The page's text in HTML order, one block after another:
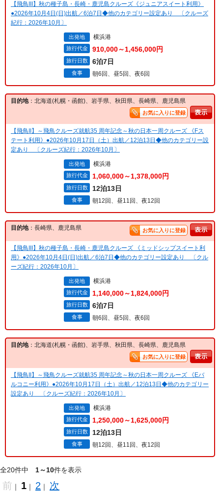
【飛鳥III】秋の種子島・長崎・鹿児島クルーズ《ジュニアスイート利用》
●2026年10月4日(日)出航／6泊7日◆他のカテゴリー設定あり 〔クルーズ
紀行：2026年10月〕
出発地 横浜港
旅行代金 910,000～1,456,000円
旅行日数 6泊7日
食事 朝6回、昼5回、夜6回
目的地：北海道(札幌・函館)、岩手県、秋田県、長崎県、鹿児島県
お気に入りに登録
【飛鳥II】～飛鳥クルーズ就航35 周年記念～秋の日本一周クルーズ 《Fス
テート利用》●2026年10月17日（土）出航／12泊13日◆他のカテゴリー設
定あり 〔クルーズ紀行：2026年10月〕
出発地 横浜港
旅行代金 1,060,000～1,378,000円
旅行日数 12泊13日
食事 朝12回、昼11回、夜12回
目的地：長崎県、鹿児島県 お気に入りに登録
【飛鳥III】秋の種子島・長崎・鹿児島クルーズ 《ミッドシップスイート利
用》●2026年10月4日(日)出航／6泊7日◆他のカテゴリー設定あり 〔クル
ーズ紀行：2026年10月〕
出発地 横浜港
旅行代金 1,140,000～1,824,000円
旅行日数 6泊7日
食事 朝6回、昼5回、夜6回
目的地：北海道(札幌・函館)、岩手県、秋田県、長崎県、鹿児島県
お気に入りに登録
【飛鳥II】～飛鳥クルーズ就航35 周年記念～秋の日本一周クルーズ 《Eバ
ルコニー利用》●2026年10月17日（土）出航／12泊13日◆他のカテゴリー
設定あり 〔クルーズ紀行：2026年10月〕
出発地 横浜港
旅行代金 1,250,000～1,625,000円
旅行日数 12泊13日
食事 朝12回、昼11回、夜12回
全20件中 1～10件を表示
前 ｜ 1 ｜ 2 ｜ 次